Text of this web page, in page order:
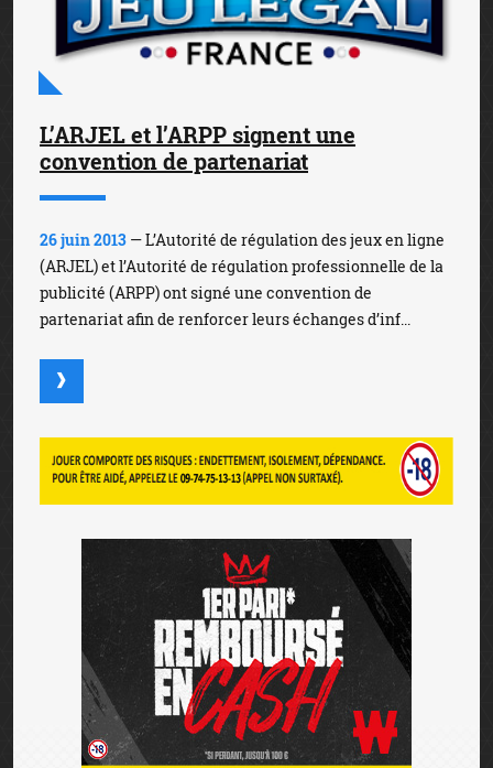
L’ARJEL et l’ARPP signent une
convention de partenariat
26 juin 2013 — L’Autorité de régulation des jeux en ligne
(ARJEL) et l’Autorité de régulation professionnelle de la
publicité (ARPP) ont signé une convention de
partenariat afin de renforcer leurs échanges d’inf...